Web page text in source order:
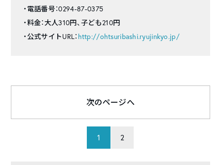
・電話番号：0294-87-0375
・料金：大人310円、子ども210円
・公式サイトURL： http://ohtsuribashi.ryujinkyo.jp/
1 2
次のページへ